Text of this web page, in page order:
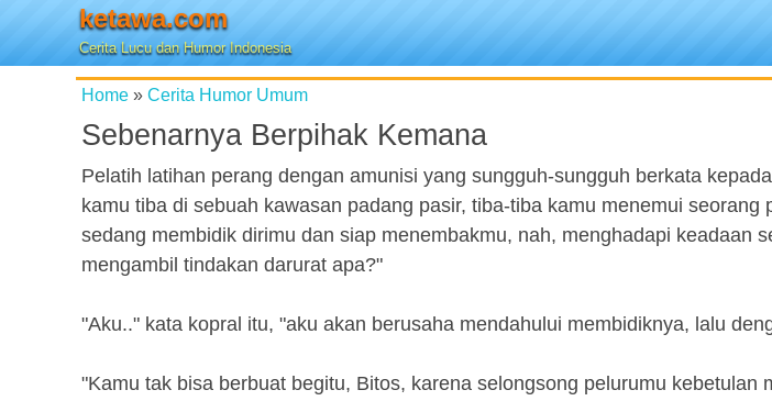
ketawa.com
Cerita Lucu dan Humor Indonesia
Home » Cerita Humor Umum
Sebenarnya Berpihak Kemana
Pelatih latihan perang dengan amunisi yang sungguh-sungguh berkata
kamu tiba di sebuah kawasan padang pasir, tiba-tiba kamu menemui seorang
sedang membidik dirimu dan siap menembakmu, nah, menghadapi keadaan
mengambil tindakan darurat apa?"
"Aku.." kata kopral itu, "aku akan berusaha mendahului membidiknya, lalu
"Kamu tak bisa berbuat begitu, Bitos, karena selongsong pelurumu kebetulan